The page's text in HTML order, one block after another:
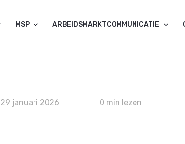
MSP ARBEIDSMARKTCOMMUNICATIE
29 januari 2026 0 min lezen